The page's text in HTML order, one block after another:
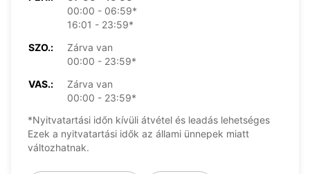
00:00 - 06:59*
16:01 - 23:59*
SZO.:
Zárva van
00:00 - 23:59*
VAS.:
Zárva van
00:00 - 23:59*
*Nyitvatartási időn kívüli átvétel és leadás lehetséges
Ezek a nyitvatartási idők az állami ünnepek miatt
változhatnak.